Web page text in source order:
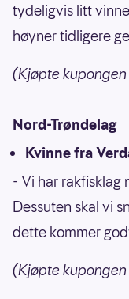
tydeligvis litt
høyner tidligere
(Kjøpte
Nord-Trøndelag
Kvinne fra
- Vi har rakfisklag
Dessuten skal vi
dette kommer
(Kjøpte